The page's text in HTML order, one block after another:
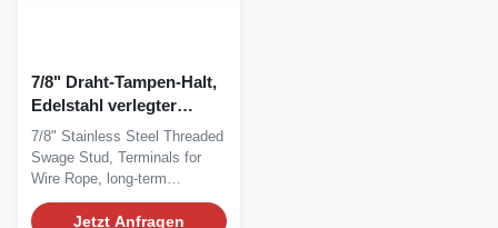
7/8" Draht-Tampen-Halt,
Edelstahl verlegter
Gesenk-Bolzen
7/8" Stainless Steel Threaded
Swage Stud, Terminals for
Wire Rope, long-term
durability Wire...
Jetzt Anfragen